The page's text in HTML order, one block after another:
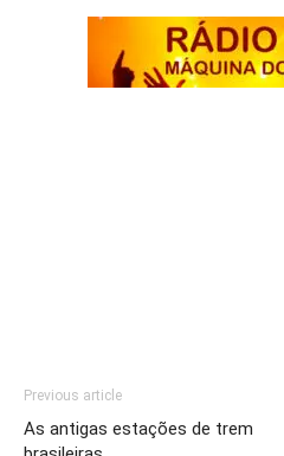
Previous article
As antigas estações de trem